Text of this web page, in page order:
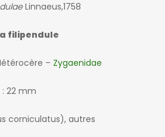
Linnaeus,1758
filipendule
– Zygaenidae
22 mm
corniculatus), autres